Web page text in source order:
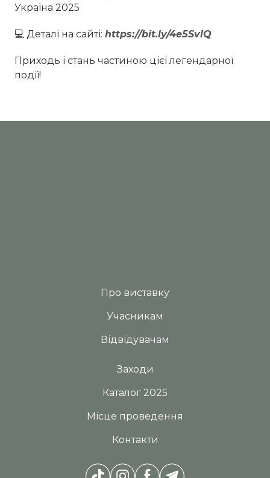
Україна 2025
💻 Деталі на сайті: https://bit.ly/4e5SvlQ
Приходь і стань частиною цієї легендарної
події!
Про виставку
Учасникам
Відвідувачам
Заходи
Каталог 2025
Місце проведення
Контакти